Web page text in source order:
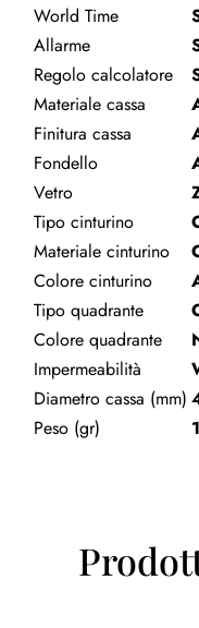
World Time
Allarme
Regolo calcolatore
Materiale cassa
Finitura cassa
Fondello
Vetro
Tipo cinturino
Materiale cinturino
Colore cinturino
Tipo quadrante
Colore quadrante
Impermeabilità
Diametro cassa (mm)
Peso (gr)